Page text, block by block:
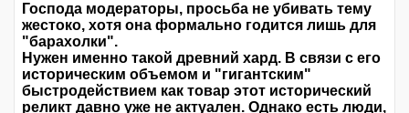
Господа модераторы, просьба не убивать тему
жестоко, хотя она формально годится лишь для
"барахолки".
Нужен именно такой древний хард. В связи с его
историческим объемом и "гигантским"
быстродействием как товар этот исторический
реликт давно уже не актуален. Однако есть люди,